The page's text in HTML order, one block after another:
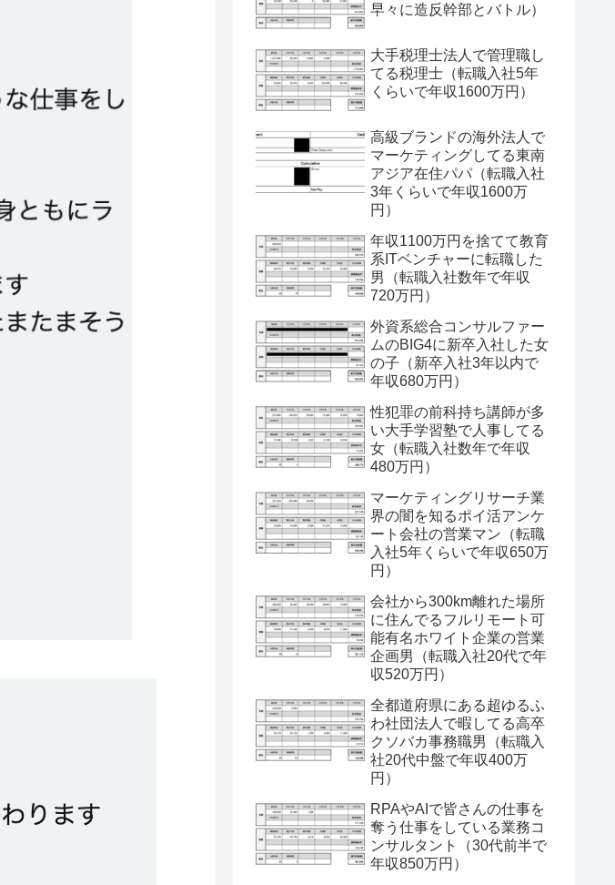
早々に造反幹部とバトル）
大手税理士法人で管理職し
てる税理士（転職入社5年
くらいで年収1600万円）
高級ブランドの海外法人で
マーケティングしてる東南
アジア在住パパ（転職入社
3年くらいで年収1600万
円）
年収1100万円を捨てて教育
系ITベンチャーに転職した
男（転職入社数年で年収
720万円）
外資系総合コンサルファー
ムのBIG4に新卒入社した女
の子（新卒入社3年以内で
年収680万円）
性犯罪の前科持ち講師が多
い大手学習塾で人事してる
女（転職入社数年で年収
480万円）
マーケティングリサーチ業
界の闇を知るポイ活アンケ
ート会社の営業マン（転職
入社5年くらいで年収650万
円）
会社から300km離れた場所
に住んでるフルリモート可
能有名ホワイト企業の営業
企画男（転職入社20代で年
収520万円）
全都道府県にある超ゆるふ
わ社団法人で暇してる高卒
クソバカ事務職男（転職入
社20代中盤で年収400万
円）
RPAやAIで皆さんの仕事を
奪う仕事をしている業務コ
ンサルタント（30代前半で
年収850万円）